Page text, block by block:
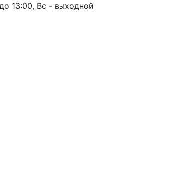
13:00, Вс - выходной